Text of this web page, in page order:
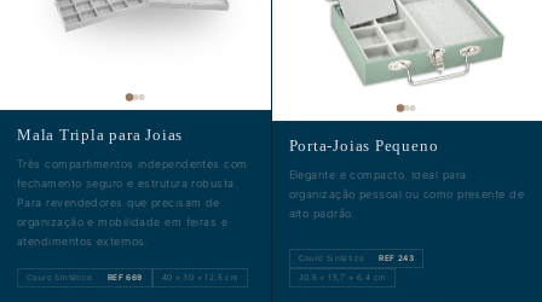
Mala Tripla para Joias
Três compartimentos independentes com
fechamento seguro e estrutura robusta.
Para revendedores que precisam de
organização e mobilidade em feiras e
atendimentos externos.
Couro Sintético · REF 669 40 × 30 × 12,5 cm
Porta-Joias Pequeno
Elegante e compacto. Ideal para
organização pessoal ou como presente de
alto padrão.
Couro Sintético ·REF 243
20,6 × 15,7 × 6,4 cm